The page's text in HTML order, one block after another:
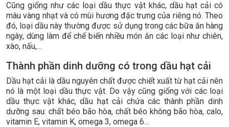
Cũng giống như các loại dầu thực vật khác, dầu hạt cải có
màu vàng nhạt và có mùi hương đặc trưng của riêng nó. Theo
đó, loại dầu này thường được sử dụng trong các bữa ăn hàng
ngày, dùng làm để chế biến nhiều món ăn các loại như chiên,
xào, nấu,…
Thành phần dinh dưỡng có trong dầu hạt cải
Dầu hạt cải là dầu nguyên chất được chiết xuất từ hạt cải nên
nó là một loại dầu thực vật. Do vậy cũng giống với các loại
dầu thực vật khác, dầu hạt cải chứa các thành phần dinh
dưỡng sau: chất béo bão hòa, chất béo không bão hòa, calo,
vitamin E, vitamin K, omega 3, omega 6…